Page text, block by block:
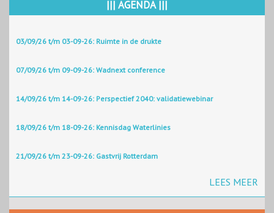
||| AGENDA |||
03/09/26 t/m 03-09-26: Ruimte in de drukte
07/09/26 t/m 09-09-26: Wadnext conference
14/09/26 t/m 14-09-26: Perspectief 2040: validatiewebinar
18/09/26 t/m 18-09-26: Kennisdag Waterlinies
21/09/26 t/m 23-09-26: Gastvrij Rotterdam
LEES MEER